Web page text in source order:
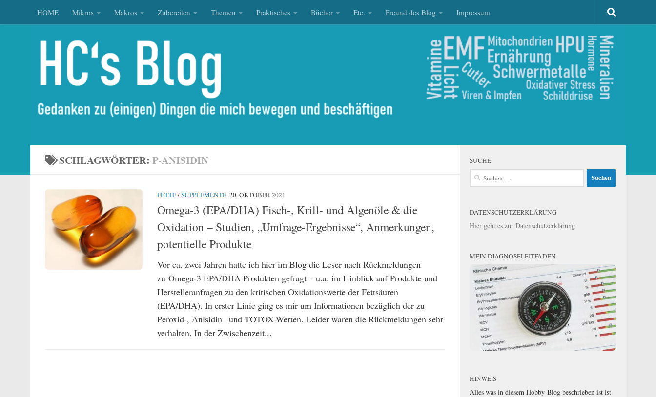
Zum Inhalt springen
HOME Mikros Makros Zubereiten Themen Praktisches Bücher Etc. Freund des Blog Impressum
SCHLAGWÖRTER: P-ANISIDIN
FETTE/SUPPLEMENTE 20. OKTOBER 2021
Omega-3 (EPA/DHA) Fisch-, Krill- und Algenöle & die
Oxidation – Studien, „Umfrage-Ergebnisse“, Anmerkungen,
potentielle Produkte
Vor ca. zwei Jahren hatte ich hier im Blog die Leser nach Rückmeldungen
zu Omega-3 EPA/DHA Produkten gefragt – u.a. im Hinblick auf Produkte und
Herstelleranfragen zu den kritischen Oxidationswerte der Fettsäuren
(EPA/DHA). In erster Linie ging es mir um Informationen bezüglich der zu
Peroxid-, Anisidin– und TOTOX-Werten. Leider waren die Rückmeldungen sehr
verhalten. In der Zwischenzeit...
SUCHE
Suchen
DATENSCHUTZERKLÄRUNG
Hier geht es zur Datenschutzerklärung
MEIN DIAGNOSELEITFADEN
HINWEIS
Alles was in diesem Hobby-Blog beschrieben ist ist